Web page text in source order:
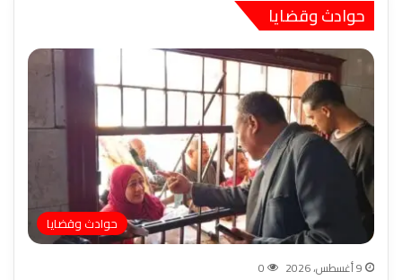
حوادث وقضايا
حوادث وقضايا
9 أغسطس، 2026 0